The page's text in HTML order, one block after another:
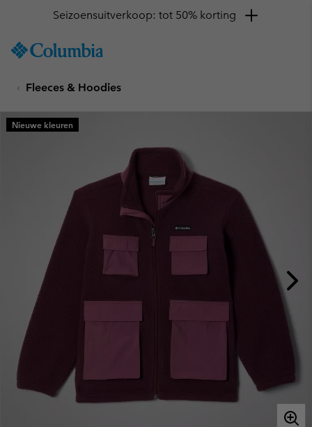
TO
SKIP
MAIN
NAV
Seizoensuitverkoop: tot 50% korting
Fleeces & Hoodies
Nieuwe kleuren